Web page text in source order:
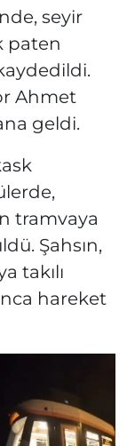
seyir
paten
Ahmet
geldi.
tramvaya
Şahsın,
takılı
hareket